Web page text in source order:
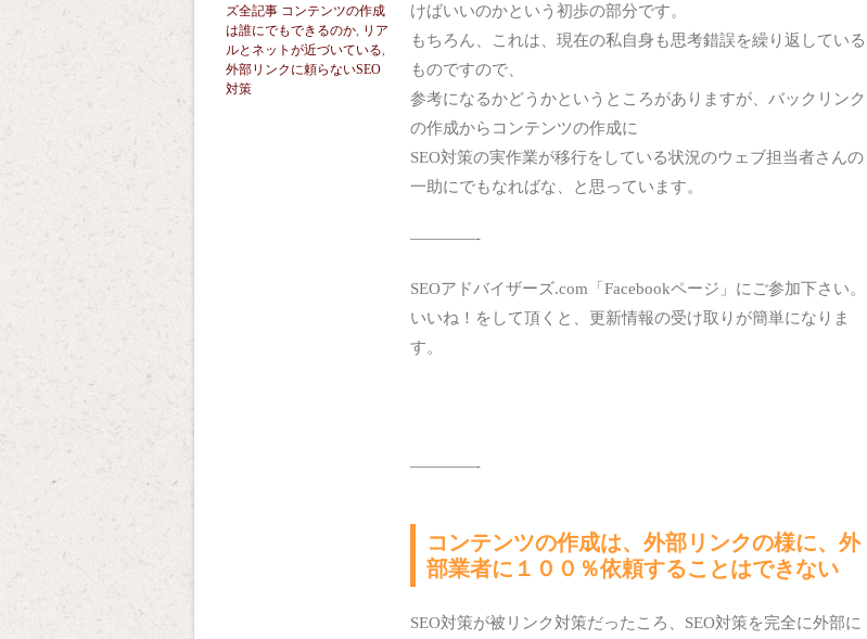
ズ全記事 コンテンツの作成
は誰にでもできるのか リア
ルとネットが近づいている
外部リンクに頼らないSEO
対策
けばいいのかという初歩の部分です。
もちろん、これは、現在の私自身も思考錯誤を繰り返している
ものですので、
参考になるかどうかというところがありますが、バックリンク
の作成からコンテンツの作成に
SEO対策の実作業が移行をしている状況のウェブ担当者さんの
一助にでもなればな、と思っています。
————-
SEOアドバイザーズ.com「Facebookページ」にご参加下さい。
いいね！をして頂くと、更新情報の受け取りが簡単になりま
す。
————-
コンテンツの作成は、外部リンクの様に、外
部業者に１００％依頼することはできない
SEO対策が被リンク対策だったころ、SEO対策を完全に外部に